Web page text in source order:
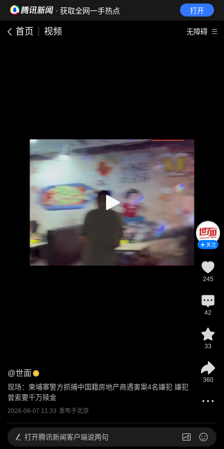
· 获取全网一手热点 打开
首页 视频 无障碍
@世面
现场：柬埔寨警方抓捕中国籍房地产商遇害案4名嫌犯 嫌犯
曾索要千万赎金
2026-06-07 11:33 发布于北京
关注
245
42
33
360
打开腾讯新闻客户端说两句